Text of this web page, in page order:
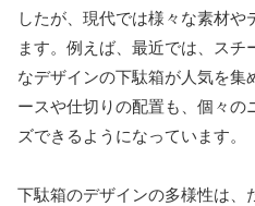
したが、現代では様々な素材
ます。例えば、最近では、ス
なデザインの下駄箱が人気を集
ースや仕切りの配置も、個々の
ズできるようになっています。
下駄箱のデザインの多様性は、